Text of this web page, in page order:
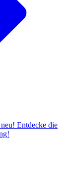
neu! Entdecke die